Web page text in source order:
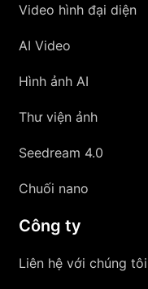
Video hình đại diện
AI Video
Hình ảnh AI
Thư viện ảnh
Seedream 4.0
Chuối nano
Công ty
Liên hệ với chúng tôi